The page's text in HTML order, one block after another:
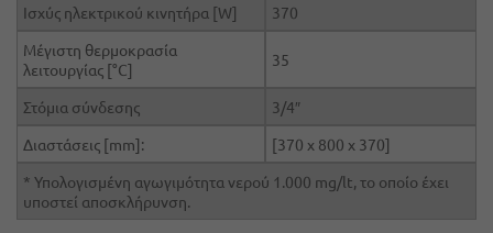
Ισχύς ηλεκτρικού κινητήρα [W]
370
Μέγιστη θερμοκρασία
λειτουργίας [°C]
35
Στόμια σύνδεσης
3/4″
Διαστάσεις [mm]:
[370 x 800 x 370]
* Υπολογισμένη αγωγιμότητα νερού 1.000 mg/lt, το οποίο έχει
υποστεί αποσκλήρυνση.